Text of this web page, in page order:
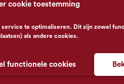
cookie toestemming
te optimaliseren. Dit zijn zowel
als andere cookies.
functionele cookies